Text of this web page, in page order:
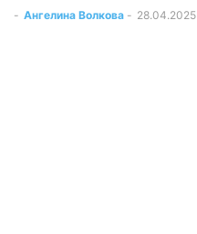
- Ангелина Волкова - 28.04.2025